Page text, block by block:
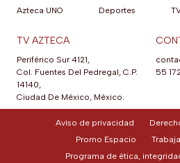
Azteca UNO
Deportes
TV AZTECA
Periférico Sur 4121,
Col. Fuentes Del Pedregal, C.P.
14140,
Ciudad De México, México.
55
Aviso de privacidad
Promo Espacio
Programa de ética,